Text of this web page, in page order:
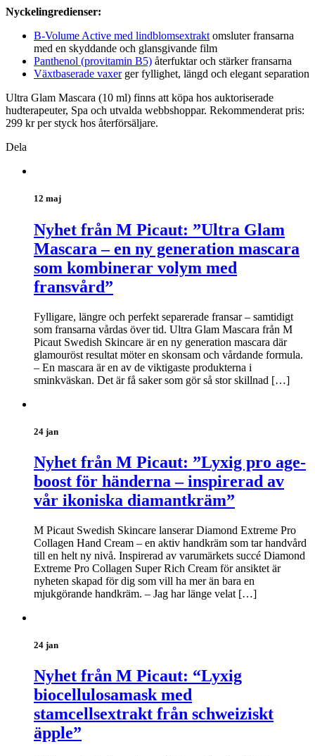
Nyckelingredienser:
B-Volume Active med lindblomsextrakt omsluter fransarna
med en skyddande och glansgivande film
Panthenol (provitamin B5) återfuktar och stärker fransarna
Växtbaserade vaxerger fyllighet, längd och elegant separation
Ultra Glam Mascara (10 ml) finns att köpa hos auktoriserade
hudterapeuter, Spa och utvalda webbshoppar. Rekommenderat pris:
299 kr per styck hos återförsäljare.
Dela
12 maj
Nyhet från M Picaut: ”Ultra Glam
Mascara – en ny generation mascara
som kombinerar volym med
fransvård”
Fylligare, längre och perfekt separerade fransar – samtidigt
som fransarna vårdas över tid. Ultra Glam Mascara från M
Picaut Swedish Skincare är en ny generation mascara där
glamouröst resultat möter en skonsam och vårdande formula.
– En mascara är en av de viktigaste produkterna i
sminkväskan. Det är få saker som gör så stor skillnad […]
24 jan
Nyhet från M Picaut: ”Lyxig pro age-
boost för händerna – inspirerad av
vår ikoniska diamantkräm”
M Picaut Swedish Skincare lanserar Diamond Extreme Pro
Collagen Hand Cream – en aktiv handkräm som tar handvård
till en helt ny nivå. Inspirerad av varumärkets succé Diamond
Extreme Pro Collagen Super Rich Cream för ansiktet är
nyheten skapad för dig som vill ha mer än bara en
mjukgörande handkräm. – Jag har länge velat […]
24 jan
Nyhet från M Picaut: “Lyxig
biocellulosamask med
stamcellsextrakt från schweiziskt
äpple”